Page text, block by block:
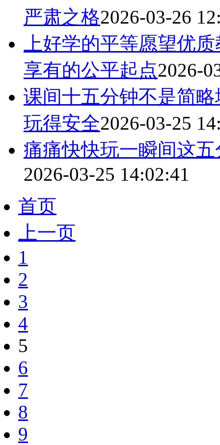
严肃之格2026-03-26
上好学的平等愿望优
享有的公平起点2026-
课间十五分钟不是简
玩得安全2026-03-25
痛痛快快玩一瞬间这
2026-03-25 14:02:41
首页
上一页
1
2
3
4
5
6
7
8
9